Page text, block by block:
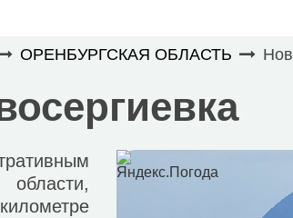
ОРЕНБУРГСКАЯ ОБЛАСТЬ